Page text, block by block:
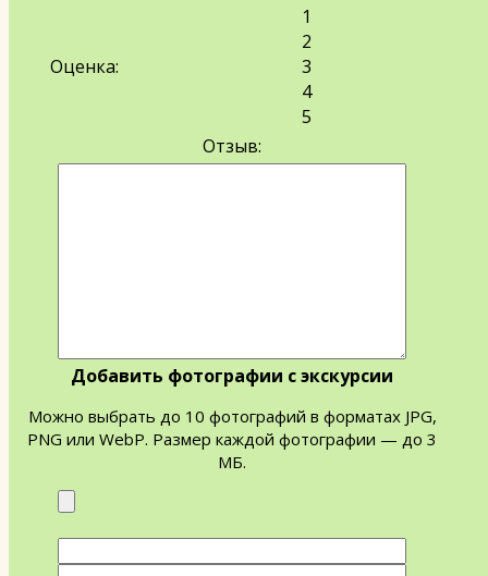
Оценка:
1
2
3
4
5
Отзыв:
Добавить фотографии с экскурсии
Можно выбрать до 10 фотографий в форматах JPG,
PNG или WebP. Размер каждой фотографии — до 3
МБ.